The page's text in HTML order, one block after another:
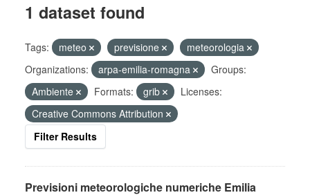
1 dataset found
Tags: meteo previsione
meteorologia
Organizations:
arpa-emilia-romagna
Groups:
Ambiente
Formats: grib
Licenses:
Creative Commons Attribution
Filter Results
Previsioni meteorologiche numeriche Emilia